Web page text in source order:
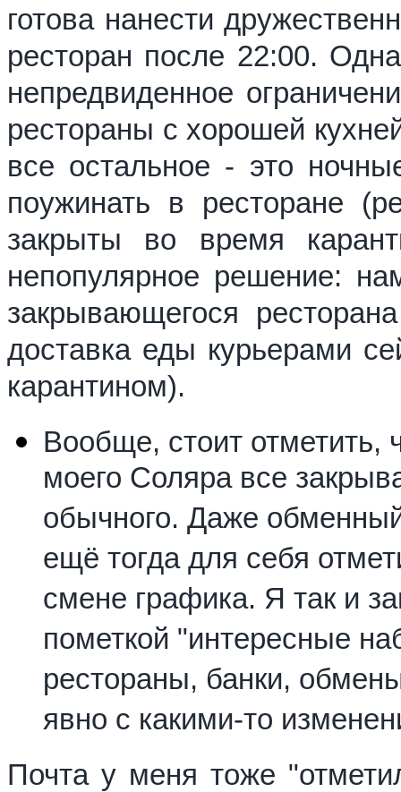
готова нанести
ресторан после 22:00.
непредвиденное
рестораны с хорошей
все остальное - это
поужинать в ресторане
закрыты во время
непопулярное решение:
закрывающегося
доставка еды курьерами
карантином).
Вообще, стоит отметить,
моего Соляра все
обычного. Даже
ещё тогда для себя
смене графика. Я так и
пометкой "интересные
рестораны, банки,
явно с какими-то
Почта у меня тоже